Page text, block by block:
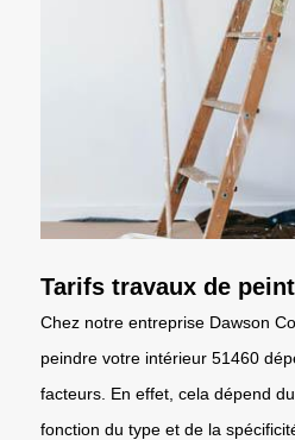
Tarifs travaux de
Chez notre entreprise Dawson
peindre votre intérieur 51460
facteurs. En effet, cela dépend
fonction du type et de la